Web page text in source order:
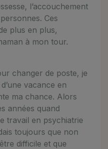
l’accouchement
Ces
plus en plus,
à mon tour.
changer de poste, je
vacance en
ma chance. Alors
années quand
travail en psychiatrie
toujours que non
difficile et que